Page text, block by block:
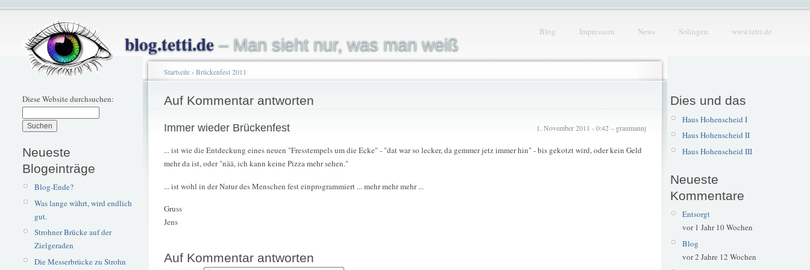
blog.tetti.de– Man sieht nur, was man weiß
Blog Impressum News Solingen www.tetti.de
Diese Website durchsuchen:
Neueste
Blogeinträge
Blog-Ende?
Was lange währt, wird endlich
gut.
Strohner Brücke auf der
Zielgeraden
Die Messerbrücke zu Strohn
Startseite› Brückenfest 2011
Auf Kommentar antworten
1. November 2011 - 0:42 – graumannj
Immer wieder Brückenfest
... ist wie die Entdeckung eines neuen "Fresstempels um die Ecke" - "dat war so lecker, da gemmer jetz immer hin" - bis gekotzt wird, oder kein Geld
mehr da ist, oder "nää, ich kann keine Pizza mehr sehen."
... ist wohl in der Natur des Menschen fest einprogrammiert ... mehr mehr mehr ...
Gruss
Jens
Auf Kommentar antworten
Dies und das
Haus Hohenscheid I
Haus Hohenscheid II
Haus Hohenscheid III
Neueste
Kommentare
Entsorgt
vor 1 Jahr 10 Wochen
Blog
vor 2 Jahre 12 Wochen